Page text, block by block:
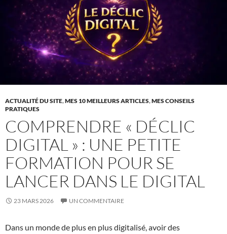
ACTUALITÉ DU SITE,MES 10 MEILLEURS ARTICLES,MES CONSEILS
PRATIQUES
COMPRENDRE « DÉCLIC
DIGITAL » : UNE PETITE
FORMATION POUR SE
LANCER DANS LE DIGITAL
23 MARS 2026 UN COMMENTAIRE
Dans un monde de plus en plus digitalisé, avoir des